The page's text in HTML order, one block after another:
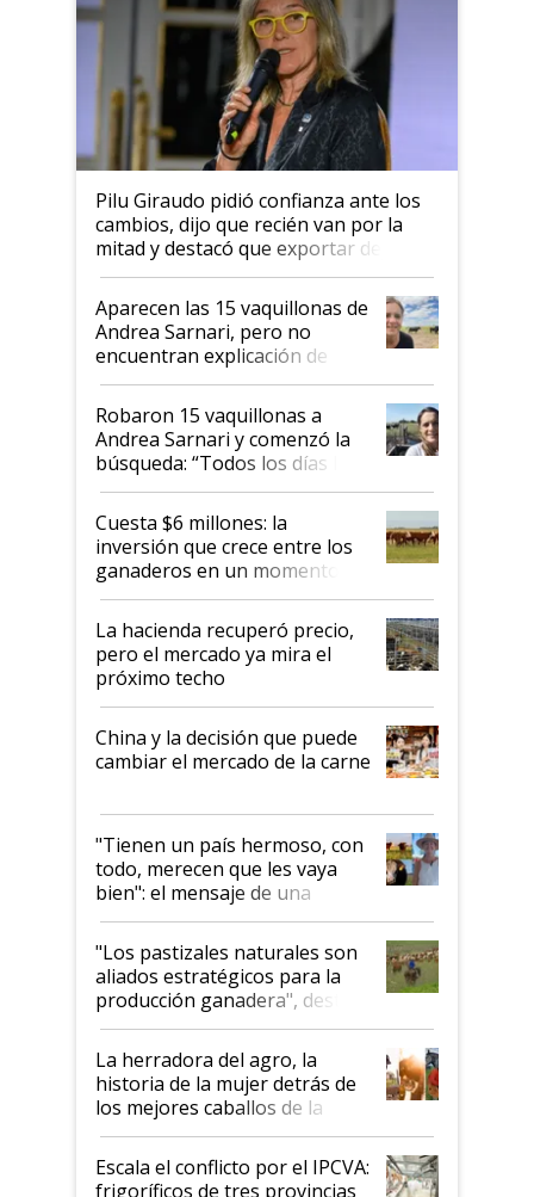
Pilu Giraudo pidió confianza ante los
cambios, dijo que recién van por la
mitad y destacó que exportar dejó de
ser "para unos pocos": "Tenemos un
mandato muy claro del gobierno
nacional"
Aparecen las 15 vaquillonas de
Andrea Sarnari, pero no
encuentran explicación de
cómo llegaron allí
Robaron 15 vaquillonas a
Andrea Sarnari y comenzó la
búsqueda: “Todos los días le
toca a algún productor”
Cuesta $6 millones: la
inversión que crece entre los
ganaderos en un momento
histórico para la actividad
La hacienda recuperó precio,
pero el mercado ya mira el
próximo techo
China y la decisión que puede
cambiar el mercado de la carne
"Tienen un país hermoso, con
todo, merecen que les vaya
bien": el mensaje de una
ganadera uruguaya sobre las
oportunidades que se abren
para el agro en Argentina, con
foco en la carne
"Los pastizales naturales son
aliados estratégicos para la
producción ganadera", destaca
la iniciativa que ya reúne a 46
establecimientos en Argentina
La herradora del agro, la
historia de la mujer detrás de
los mejores caballos de la
Argentina y los mitos que
todavía hacen sufrir a estos
animales: "Mientras me
Escala el conflicto por el IPCVA:
frigoríficos de tres provincias